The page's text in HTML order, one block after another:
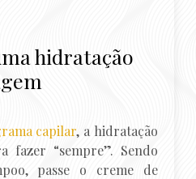
hidratação
capilar, a hidratação
fazer “sempre”. Sendo
passe o creme de